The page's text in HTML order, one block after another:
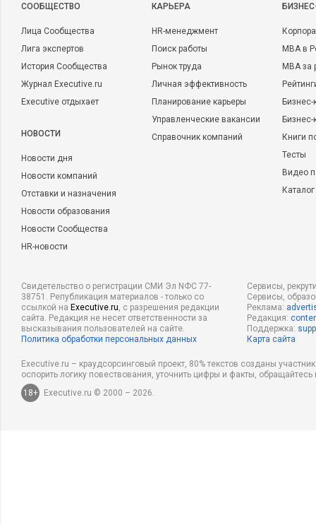
CООБЩЕСТВО
Лица Сообщества
Лига экспертов
История Сообщества
Журнал Executive.ru
Executive отдыхает
НОВОСТИ
Новости дня
Новости компаний
Отставки и назначения
Новости образования
Новости Сообщества
HR-новости
КАРЬЕРА
HR-менеджмент
Поиск работы
Рынок труда
Личная эффективность
Планирование карьеры
Управленческие вакансии
Справочник компаний
MBA в
MBA
Бизнес-
Книги
Тесты
Видео
Свидетельство о регистрации СМИ Эл NФС 77-
38751. Републикация материалов - только со
ссылкой на Executive.ru, с разрешения редакции
сайта. Редакция не несет ответственности за
высказывания пользователей на сайте.
Политика обработки персональных данных
Сервисы,
Сервисы,
Реклама:
Редакция:
Поддержка:
Карта сайта
Executive.ru – краудсорсинговый проект, 80% текстов созданы
оспорить логику повествования, уточнить цифры и факты,
18+
Executive.ru © 2000 – 2026.